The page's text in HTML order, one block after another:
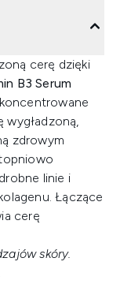
cerę dzięki
B3 Serum
wygładzoną,
zdrowym
linie i
Łączące
cerę
skóry.